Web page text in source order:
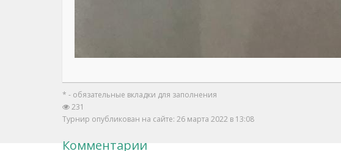
* - обязательные вкладки для заполнения
231
Турнир опубликован на сайте: 26 марта 2022 в 13:08
Комментарии